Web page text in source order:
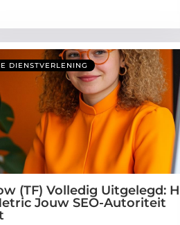
DIENSTVERLENING
(TF) Volledig Uitgelegd:
Jouw SEO-Autoriteit